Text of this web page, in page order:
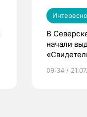
В
начали
09:34 /